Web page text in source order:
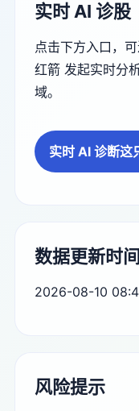
实时 AI 诊股
点击下方入口，
红箭 发起实时分
域。
实时 AI 诊断这
数据更新时间
2026-08-10
风险提示